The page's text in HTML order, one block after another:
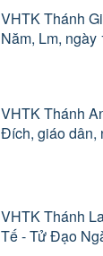
VHTK Thánh
Năm, Lm, ngày
VHTK Thánh
Ðích, giáo dân,
VHTK Thánh
Tế - Tử Đạo